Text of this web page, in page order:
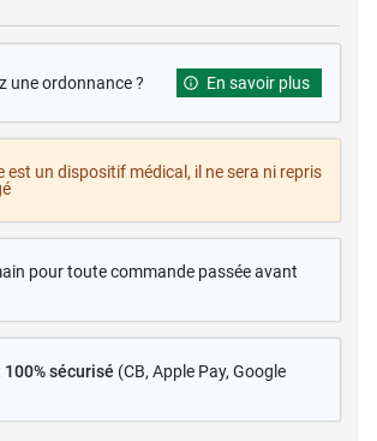
une ordonnance ? En savoir plus
est un dispositif médical, il ne sera ni repris
pour toute commande passée avant
100% sécurisé (CB, Apple Pay, Google